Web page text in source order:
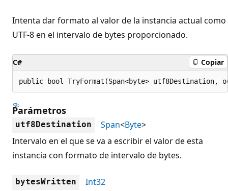
Intenta dar formato al valor de la instancia actual como
UTF-8 en el intervalo de bytes proporcionado.
C# Copiar
public bool TryFormat(Span<byte>
Parámetros
utf8Destination Span<Byte>
Intervalo en el que se va a escribir el valor de esta
instancia con formato de intervalo de bytes.
bytesWritten
Int32